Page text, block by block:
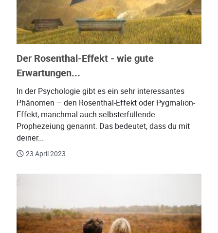
Der Rosenthal-Effekt - wie gute
Erwartungen...
In der Psychologie gibt es ein sehr interessantes
Phänomen – den Rosenthal-Effekt oder Pygmalion-
Effekt, manchmal auch selbsterfüllende
Prophezeiung genannt. Das bedeutet, dass du mit
deiner...
23 April 2023